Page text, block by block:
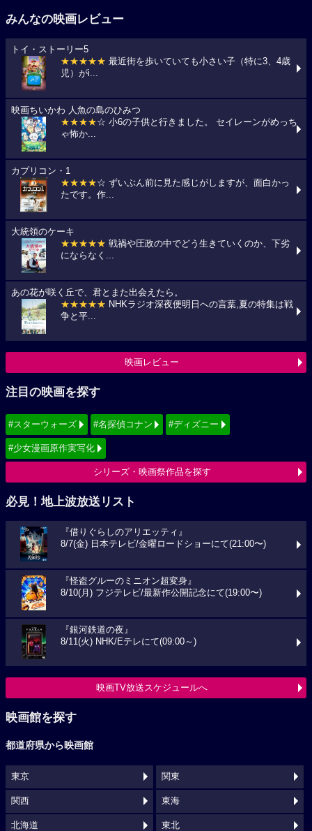
みんなの映画レビュー
トイ・ストーリー5
★★★★★ 最近街を歩いていても小さい子（特に3、4歳
児）がi...
映画ちいかわ 人魚の島のひみつ
★★★★☆ 小6の子供と行きました。 セイレーンがめっち
ゃ怖か...
カプリコン・1
★★★★☆ ずいぶん前に見た感じがしますが、面白かっ
たです。作...
大統領のケーキ
★★★★★ 戦禍や圧政の中でどう生きていくのか、下劣
にならなく...
あの花が咲く丘で、君とまた出会えたら。
★★★★★ NHKラジオ深夜便明日への言葉,夏の特集は戦
争と平...
映画レビュー
注目の映画を探す
#スターウォーズ #名探偵コナン #ディズニー
#少女漫画原作実写化
シリーズ・映画祭作品を探す
必見！地上波放送リスト
『借りぐらしのアリエッティ』
8/7(金) 日本テレビ/金曜ロードショーにて(21:00〜)
『怪盗グルーのミニオン超変身』
8/10(月) フジテレビ/最新作公開記念にて(19:00〜)
『銀河鉄道の夜』
8/11(火) NHK/Eテレにて(09:00～)
映画TV放送スケジュールへ
映画館を探す
都道府県から映画館
東京 関東
関西 東海
北海道 東北